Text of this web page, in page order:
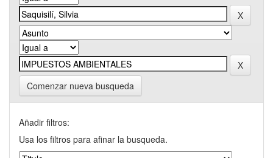
Comenzar nueva busqueda
Añadir filtros:
Usa los filtros para afinar la busqueda.